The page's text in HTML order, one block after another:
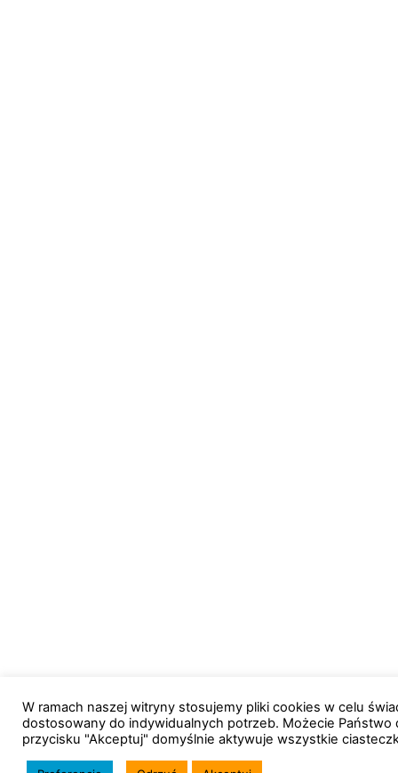
W ramach naszej witryny stosujemy pliki cookies w celu
dostosowany do indywidualnych potrzeb. Możecie
przycisku "Akceptuj" domyślnie aktywuje wszystkie